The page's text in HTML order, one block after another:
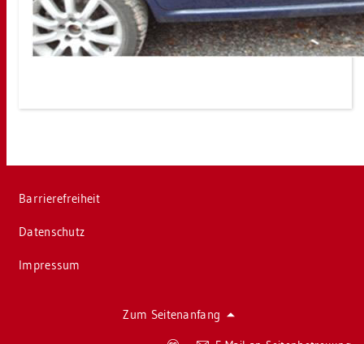
Bar­rie­re­frei­heit
Da­ten­schutz
Im­pres­sum
Zum Sei­ten­an­fang